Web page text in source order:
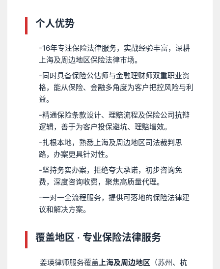
个人优势
-16年专注保险法律服务，实战经验丰富，深耕
上海及周边地区保险法律市场。
-同时具备保险公估师与金融理财师双重职业资
格，能从保险、金融多角度为客户把控风险与利
益。
-精通保险条款设计、理赔流程及保险公司抗辩
逻辑，善于为客户投保避坑、理赔增效。
-扎根本地，熟悉上海及周边地区司法裁判思
路，办案更具针对性。
-坚持务实办案，拒绝夸大承诺，初步咨询免
费，深度咨询收费，聚焦高质量代理。
-一对一全流程服务，提供可落地的保险法律建
议和解决方案。
覆盖地区 · 专业保险法律服务
姜瑛律师服务覆盖上海及周边地区 （苏州、杭